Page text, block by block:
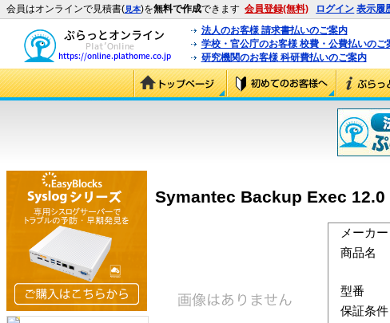
会員はオンラインで見積書(見本)を無料で作成できます 会員登録(無料) ログイン 表示履
法人のお客様 請求書払いのご案内
学校・官公庁のお客様 校費・公費払いのご
研究機関のお客様 科研費払いのご案内
Symantec Backup Exec 12.0
メーカー
商品名
型番
保証条件